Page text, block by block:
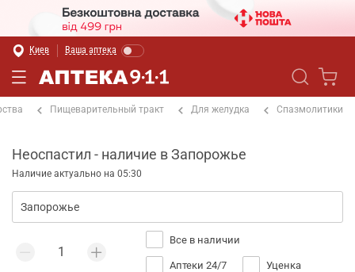
Киев Ваша аптека
Пищеварительный тракт Для желудка Спазмолитики
Неоспастил - наличие в Запорожье
Наличие актуально на 05:30
Все в наличии
Аптеки 24/7 Уценка